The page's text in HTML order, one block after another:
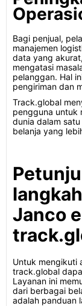
Bagi penjual,
manajemen
data yang
mengatasi
pelanggan. Hal
pengiriman dan
Track.global
pengguna untuk
dunia dalam
belanja yang
Janco
Untuk mengikuti
track.global
Layanan ini
dari berbagai
adalah panduan